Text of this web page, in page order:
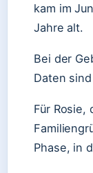
kam im
Jahre alt.
Bei der
Daten
Für
Phase, in